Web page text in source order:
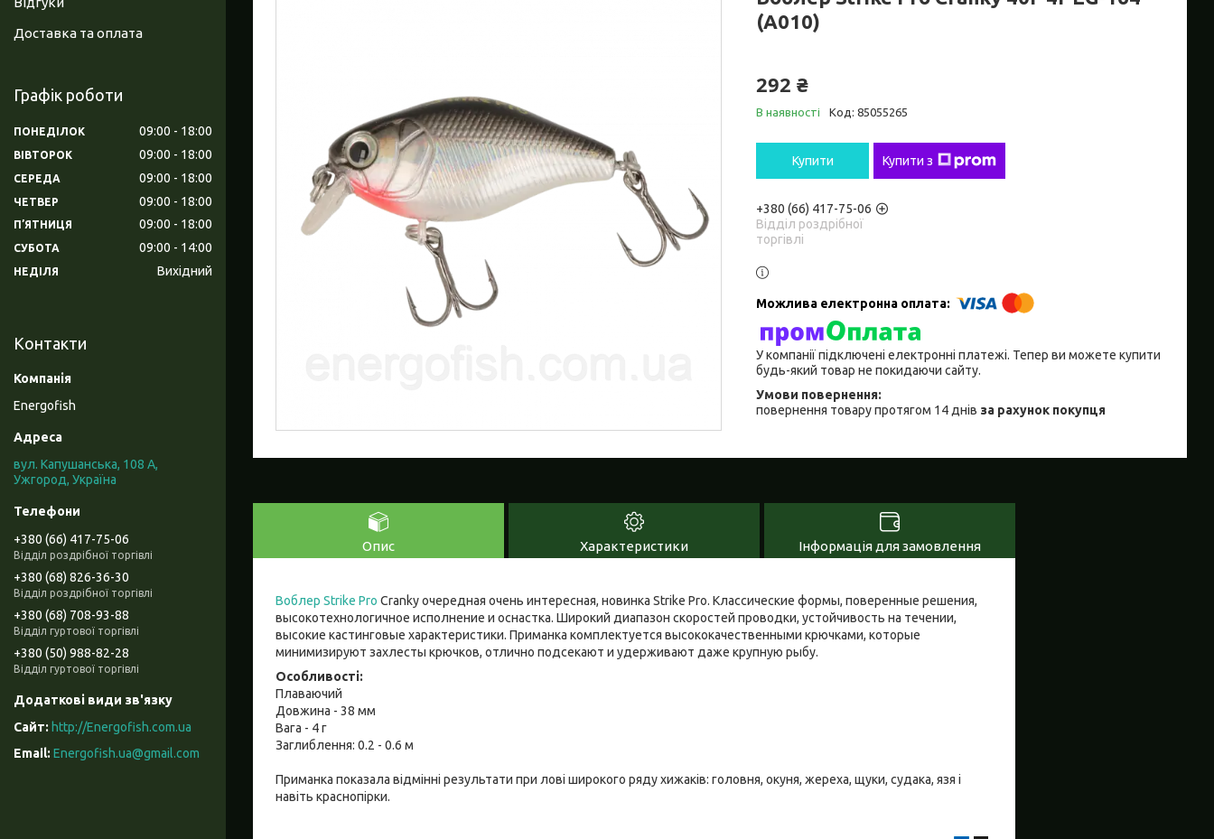
(A010)
292 ₴
В наявності Код: 85055265
Купити Купити з
+380 (66) 417-75-06
Відділ роздрібної
торгівлі
У компанії підключені електронні платежі. Тепер ви можете купити
будь-який товар не покидаючи сайту.
повернення товару протягом 14 днів за рахунок покупця
Опис Характеристики Інформація для замовлення
Воблер Strike Pro Cranky очередная очень интересная, новинка Strike Pro. Классические формы, поверенные решения,
высокотехнологичное исполнение и оснастка. Широкий диапазон скоростей проводки, устойчивость на течении,
высокие кастинговые характеристики. Приманка комплектуется высококачественными крючками, которые
минимизируют захлесты крючков, отлично подсекают и удерживают даже крупную рыбу.
Особливості:
Плаваючий
Довжина - 38 мм
Вага - 4 г
Заглиблення: 0.2 - 0.6 м
Приманка показала відмінні результати при лові широкого ряду хижаків: головня, окуня, жереха, щуки, судака, язя і
навіть краснопірки.
Доставка та оплата
Графік роботи
ПОНЕДІЛОК 09:00 18:00
ВІВТОРОК 09:00 18:00
СЕРЕДА 09:00 18:00
ЧЕТВЕР 09:00 18:00
ПʼЯТНИЦЯ 09:00 18:00
СУБОТА 09:00 14:00
НЕДІЛЯ Вихідний
Контакти
Energofish
вул. Капушанська, 108 А,
Ужгород, Україна
+380 (66) 417-75-06
Відділ роздрібної торгівлі
+380 (68) 826-36-30
Відділ роздрібної торгівлі
+380 (68) 708-93-88
Відділ гуртової торгівлі
+380 (50) 988-82-28
Відділ гуртової торгівлі
http://Energofish.com.ua
Energofish.ua@gmail.com